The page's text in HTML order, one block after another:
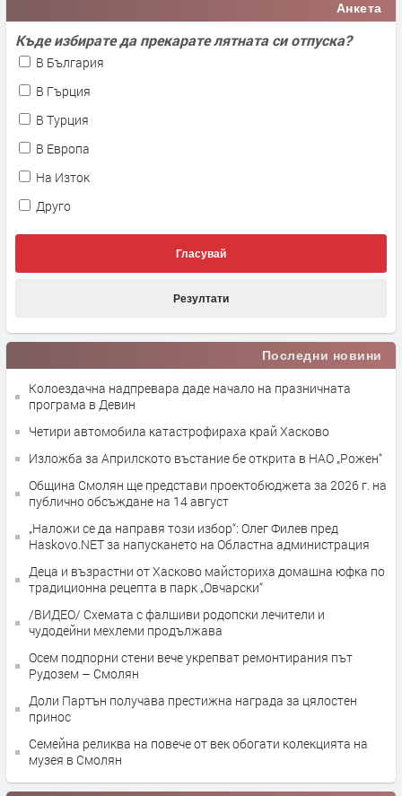
Анкета
Къде избирате да прекарате лятната си отпуска?
В България
В Гърция
В Турция
В Европа
На Изток
Друго
Гласувай
Резултати
Последни новини
Колоездачна надпревара даде начало на празничната
програма в Девин
Четири автомобила катастрофираха край Хасково
Изложба за Априлското въстание бе открита в НАО „Рожен“
Община Смолян ще представи проектобюджета за 2026 г. на
публично обсъждане на 14 август
„Наложи се да направя този избор“: Олег Филев пред
Haskovo.NET за напускането на Областна администрация
Деца и възрастни от Хасково майсториха домашна юфка по
традиционна рецепта в парк „Овчарски“
/ВИДЕО/ Схемата с фалшиви родопски лечители и
чудодейни мехлеми продължава
Осем подпорни стени вече укрепват ремонтирания път
Рудозем – Смолян
Доли Партън получава престижна награда за цялостен
принос
Семейна реликва на повече от век обогати колекцията на
музея в Смолян